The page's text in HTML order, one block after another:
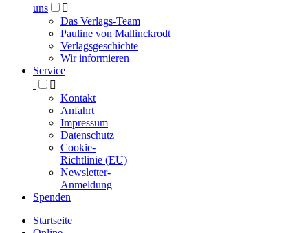
uns

Das Verlags-Team
Pauline von Mallinckrodt
Verlagsgeschichte
Wir informieren
Service

Kontakt
Anfahrt
Impressum
Datenschutz
Cookie-
Richtlinie (EU)
Newsletter-
Anmeldung
Spenden
Startseite